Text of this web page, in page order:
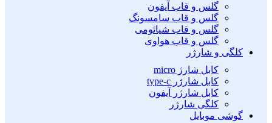
گلس و قاب آیفون
گلس و قاب سامسونگ
گلس و قاب شیائومی
گلس و قاب هواوی
کلگی و شارژر
کابل شارژ micro
کابل شارژر type-c
کابل شارژر آیفون
کلگی شارژر
گوشی موبایل